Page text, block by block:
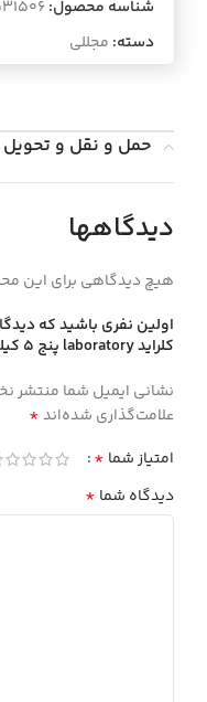
شناسه محصول:
دسته: مجللی
حمل و نقل و
دیدگاهها
هیچ دیدگاهی برای این
اولین نفری باشید که
كلرايد laboratory پنج 5 كيلويي”
نشانی ایمیل شما منتشر
علامت‌گذاری شده‌اند*
امتیاز شما *
دیدگاه شما *